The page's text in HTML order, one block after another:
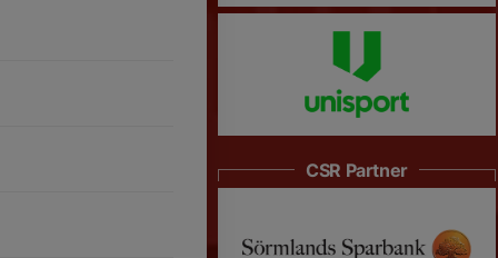
CSR Partner